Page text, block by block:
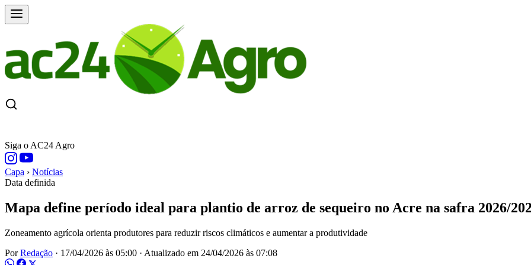
Siga o AC24 Agro
Capa › Notícias
Data definida
Mapa define período ideal para plantio de arroz de sequeiro no Acre na safra 2026/
Zoneamento agrícola orienta produtores para reduzir riscos climáticos e aumentar a produtividade
PorRedação · 17/04/2026 às 05:00 · Atualizado em 24/04/2026 às 07:08